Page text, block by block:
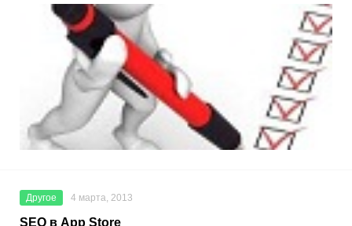
Другое 4 марта, 2013
SEO в App Store